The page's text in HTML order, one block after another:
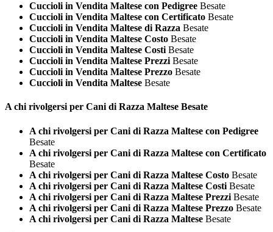
Cuccioli in Vendita Maltese con Pedigree Besate
Cuccioli in Vendita Maltese con Certificato Besate
Cuccioli in Vendita Maltese di Razza Besate
Cuccioli in Vendita Maltese Costo Besate
Cuccioli in Vendita Maltese Costi Besate
Cuccioli in Vendita Maltese Prezzi Besate
Cuccioli in Vendita Maltese Prezzo Besate
Cuccioli in Vendita Maltese Besate
A chi rivolgersi per Cani di Razza Maltese Besate
A chi rivolgersi per Cani di Razza Maltese con Pedigree
Besate
A chi rivolgersi per Cani di Razza Maltese con Certificato
Besate
A chi rivolgersi per Cani di Razza Maltese Costo Besate
A chi rivolgersi per Cani di Razza Maltese Costi Besate
A chi rivolgersi per Cani di Razza Maltese Prezzi Besate
A chi rivolgersi per Cani di Razza Maltese Prezzo Besate
A chi rivolgersi per Cani di Razza Maltese Besate